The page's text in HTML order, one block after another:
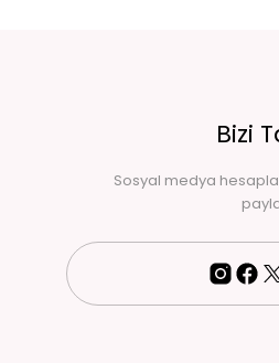
Bizi
Sosyal medya